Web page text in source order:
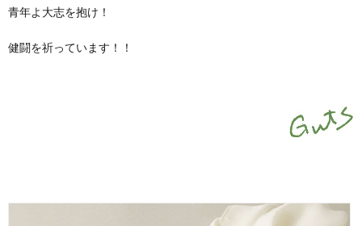
青年よ大志を抱け！
健闘を祈っています！！